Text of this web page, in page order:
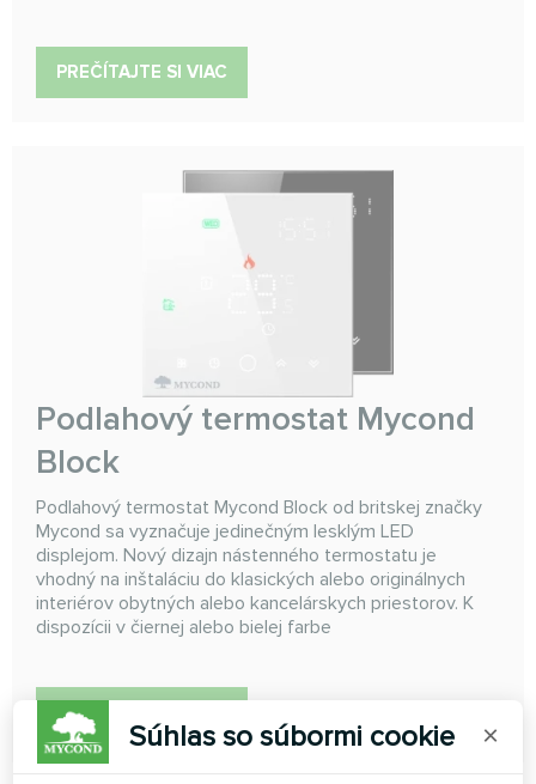
PREČÍTAJTE SI VIAC
Podlahový termostat Mycond
Block
Podlahový termostat Mycond Block od britskej značky
Mycond sa vyznačuje jedinečným lesklým LED
displejom. Nový dizajn nástenného termostatu je
vhodný na inštaláciu do klasických alebo originálnych
interiérov obytných alebo kancelárskych priestorov. K
dispozícii v čiernej alebo bielej farbe
PREČÍTAJTE SI VIAC
Súhlas so súbormi cookie ×